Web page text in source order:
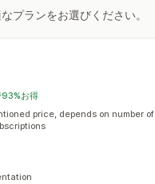
プランをお選びください。
お得
price, depends on number of